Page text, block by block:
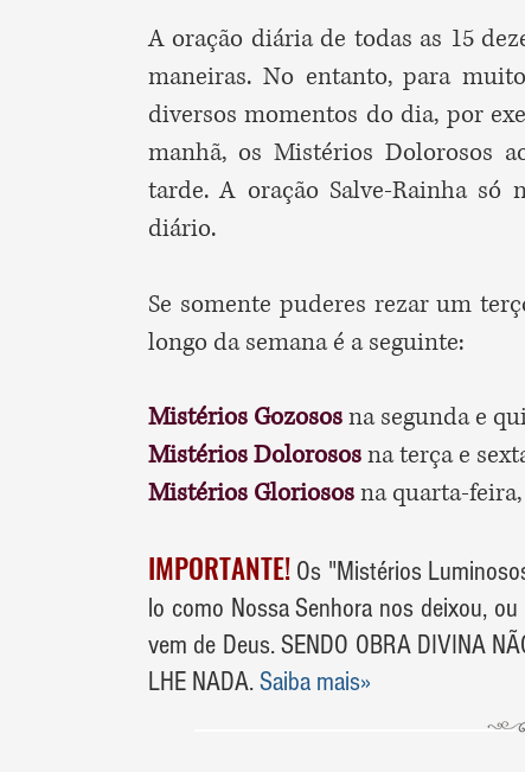
A oração diária de todas as 15
maneiras. No entanto, para
diversos momentos do dia, por
manhã, os Mistérios Dolorosos
tarde. A oração Salve-Rainha só
diário.
Se somente puderes rezar um
longo da semana é a seguinte:
Mistérios Gozososna segunda e
Mistérios Dolorososna terça e
Mistérios Gloriososna quarta-
IMPORTANTE! Os "Mistérios
lo como Nossa Senhora nos deixou,
vem de Deus. SENDO OBRA DIVINA
LHE NADA.Saiba mais»